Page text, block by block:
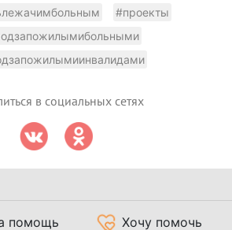
#проекты
в социальных сетях
помощь Хочу помочь